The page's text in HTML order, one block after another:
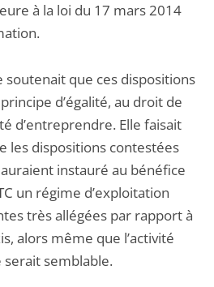
à la loi du 17 mars 2014
soutenait que ces dispositions
d’égalité, au droit de
d’entreprendre. Elle faisait
les dispositions contestées
instauré au bénéfice
un régime d’exploitation
très allégées par rapport à
alors même que l’activité
semblable.